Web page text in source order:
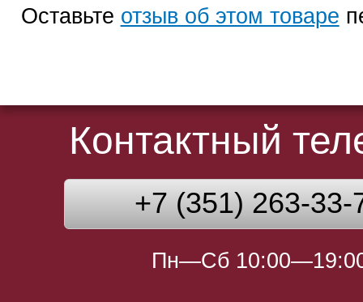
Оставьте отзыв об этом товаре
Контактный
+7 (351) 263-33-
Пн—Сб